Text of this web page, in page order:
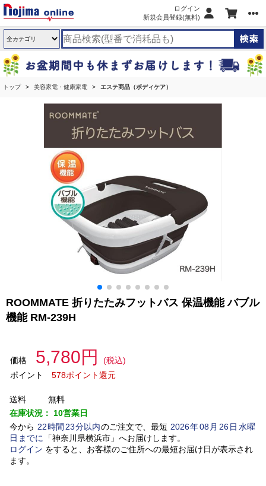
ログイン
新規会員登録(無料)
トップ 美容家電・健康家電 エステ商品（ボディケア）
ROOMMATE 折りたたみフットバス 保温機能 バブル
機能 RM-239H
価格 5,780円
(税込)
ポイント
578ポイント還元
送料
無料
在庫状況： 10営業日
今から 22時間 23分以内のご注文で、最短 2026年08 月 26日水曜
日 までに 「神奈川県横浜市」 へお届けします。
ログイン をすると、お客様のご住所への最短お届け日が表示され
ます。